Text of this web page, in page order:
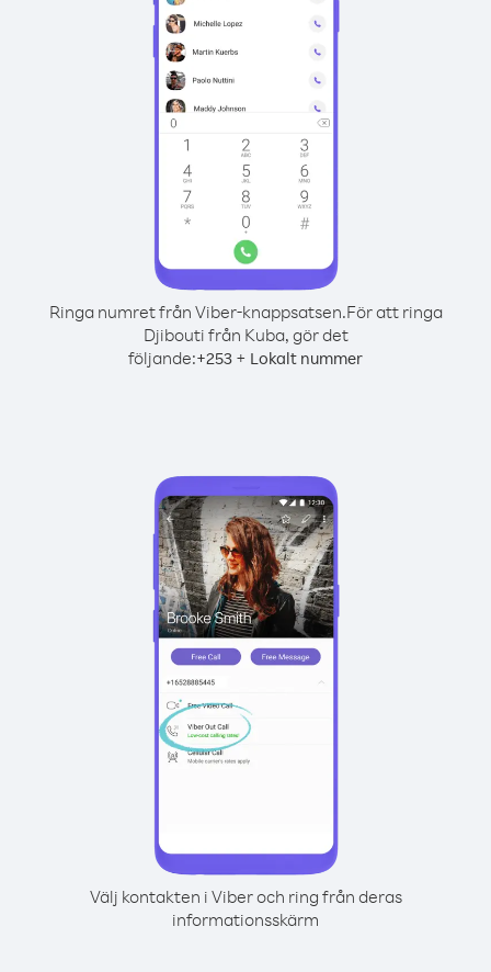
Ringa numret från Viber-knappsatsen.För att ringa
Djibouti från Kuba, gör det
följande:+253 + Lokalt nummer
Välj kontakten i Viber och ring från deras
informationsskärm